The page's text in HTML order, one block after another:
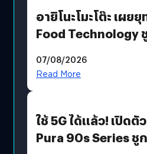
อายิโนะโมะโต๊ะ เผย
Food Technology
บริโภคและ B2B
07/08/2026
Read More
ใช้ 5G ได้แล้ว! เปิดตั
Pura 90s Series ชู